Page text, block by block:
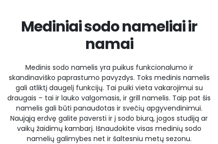
Mediniai sodo nameliai ir
namai
Medinis sodo namelis yra puikus funkcionalumo ir
skandinaviško paprastumo pavyzdys. Toks medinis namelis
gali atliktį daugelį funkcijų. Tai puiki vieta vakarojimui su
draugais – tai ir lauko valgomasis, ir grill namelis. Taip pat šis
namelis gali būti panaudotas ir svečių apgyvendinimui.
Naująją erdvę galite paversti ir į ​​sodo biurą, jogos studiją ar
vaikų žaidimų kambarį. Išnaudokite visas medinių sodo
namelių galimybes net ir šaltesniu metų sezonu.